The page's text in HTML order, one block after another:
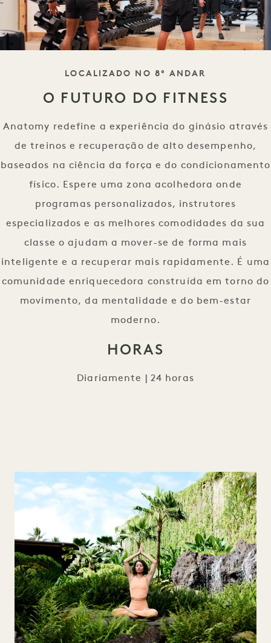
TAGLINE
LOCALIZADO NO 8º ANDAR
O FUTURO DO FITNESS
Anatomy redefine a experiência do ginásio através
de treinos e recuperação de alto desempenho,
baseados na ciência da força e do condicionamento
físico. Espere uma zona acolhedora onde
programas personalizados, instrutores
especializados e as melhores comodidades da sua
classe o ajudam a mover-se de forma mais
inteligente e a recuperar mais rapidamente. É uma
comunidade enriquecedora construída em torno do
movimento, da mentalidade e do bem-estar
moderno.
HORAS
Diariamente | 24 horas